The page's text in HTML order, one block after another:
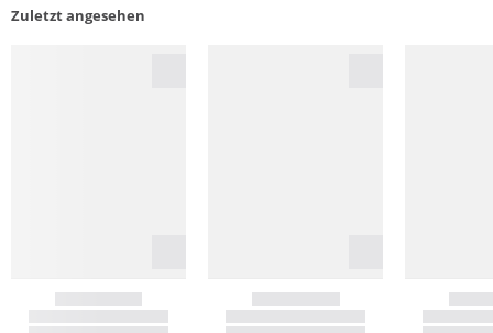
Zuletzt angesehen